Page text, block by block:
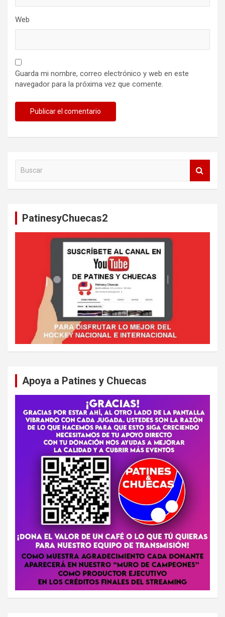
Web
Guarda mi nombre, correo electrónico y web en este
navegador para la próxima vez que comente.
PatinesyChuecas2
Apoya a Patines y Chuecas